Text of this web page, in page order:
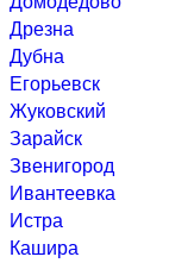
Дрезна
Дубна
Егорьевск
Жуковский
Зарайск
Звенигород
Ивантеевка
Истра
Кашира